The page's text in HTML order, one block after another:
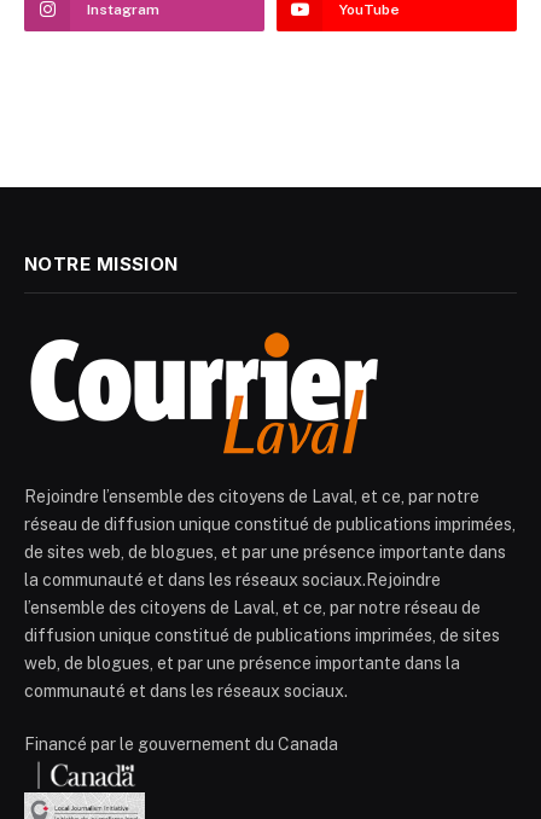
Instagram YouTube
NOTRE MISSION
Rejoindre l’ensemble des citoyens de Laval, et ce, par notre
réseau de diffusion unique constitué de publications imprimées,
de sites web, de blogues, et par une présence importante dans
la communauté et dans les réseaux sociaux.Rejoindre
l’ensemble des citoyens de Laval, et ce, par notre réseau de
diffusion unique constitué de publications imprimées, de sites
web, de blogues, et par une présence importante dans la
communauté et dans les réseaux sociaux.
Financé par le gouvernement du Canada